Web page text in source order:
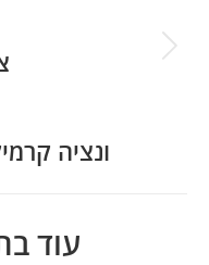
navigation
ונציה
עוד